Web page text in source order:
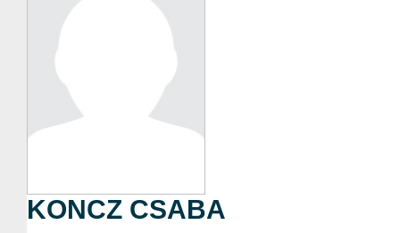
KONCZ CSABA